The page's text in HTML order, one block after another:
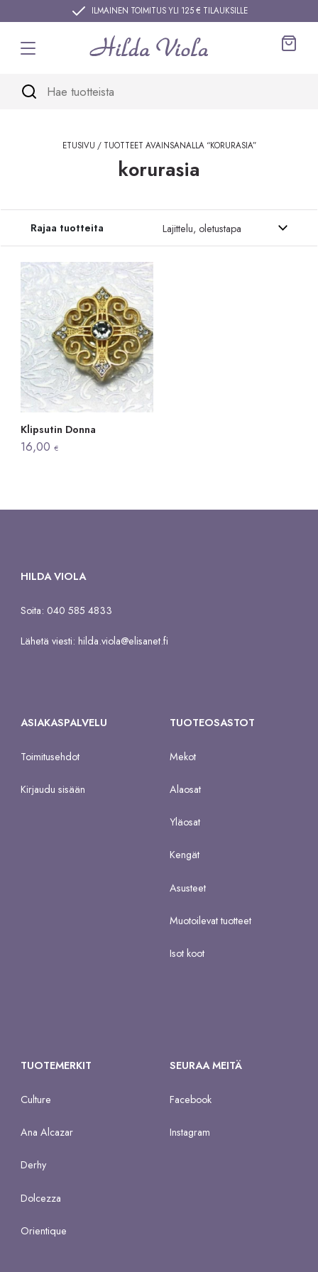
ILMAINEN TOIMITUS YLI 125 € TILAUKSILLE
ETUSIVU / TUOTTEET AVAINSANALLA “KORURASIA”
korurasia
Siirry tuotteisiin
Rajaa tuotteita
Klipsutin Donna
16,00€
HILDA VIOLA
Soita: 040 585 4833
Lähetä viesti:hilda.viola@elisanet.fi
ASIAKASPALVELU
Toimitusehdot
Kirjaudu sisään
TUOTEOSASTOT
Mekot
Alaosat
Yläosat
Kengät
Asusteet
Muotoilevat tuotteet
Isot koot
TUOTEMERKIT
Culture
Ana Alcazar
Derhy
Dolcezza
Orientique
SEURAA MEITÄ
Facebook
Instagram